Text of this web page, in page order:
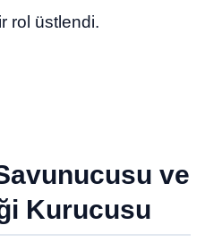
rol üstlendi.
ve
Kurucusu